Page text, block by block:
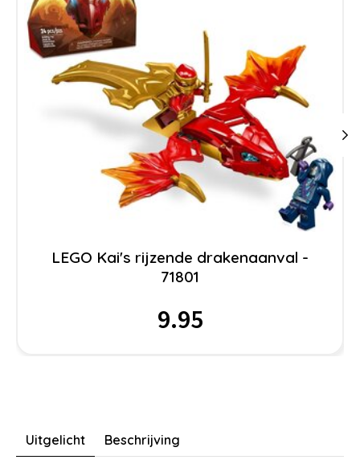
LEGO Kai's rijzende drakenaanval -
71801
9.95
Uitgelicht Beschrijving